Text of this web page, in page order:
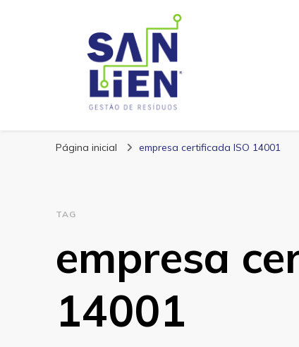
San Lien
Página inicial empresa certificada ISO 14001
TAG
empresa
14001